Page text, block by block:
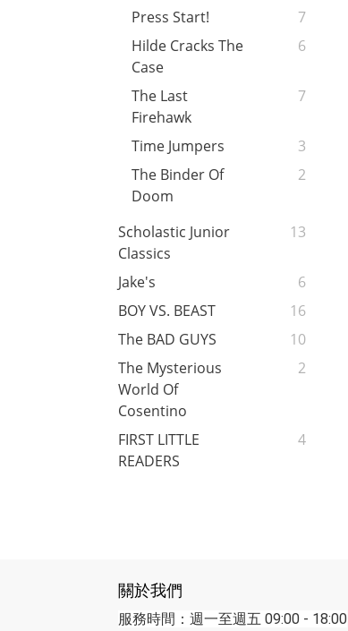
Press Start!
7
Hilde Cracks The
Case
6
The Last
Firehawk
7
Time Jumpers
3
The Binder Of
Doom
2
Scholastic Junior
Classics
13
Jake's
6
BOY VS. BEAST
16
The BAD GUYS
10
The Mysterious
World Of
Cosentino
2
FIRST LITTLE
READERS
4
關於我們
服務時間：週一至週五 09:00 - 18:00